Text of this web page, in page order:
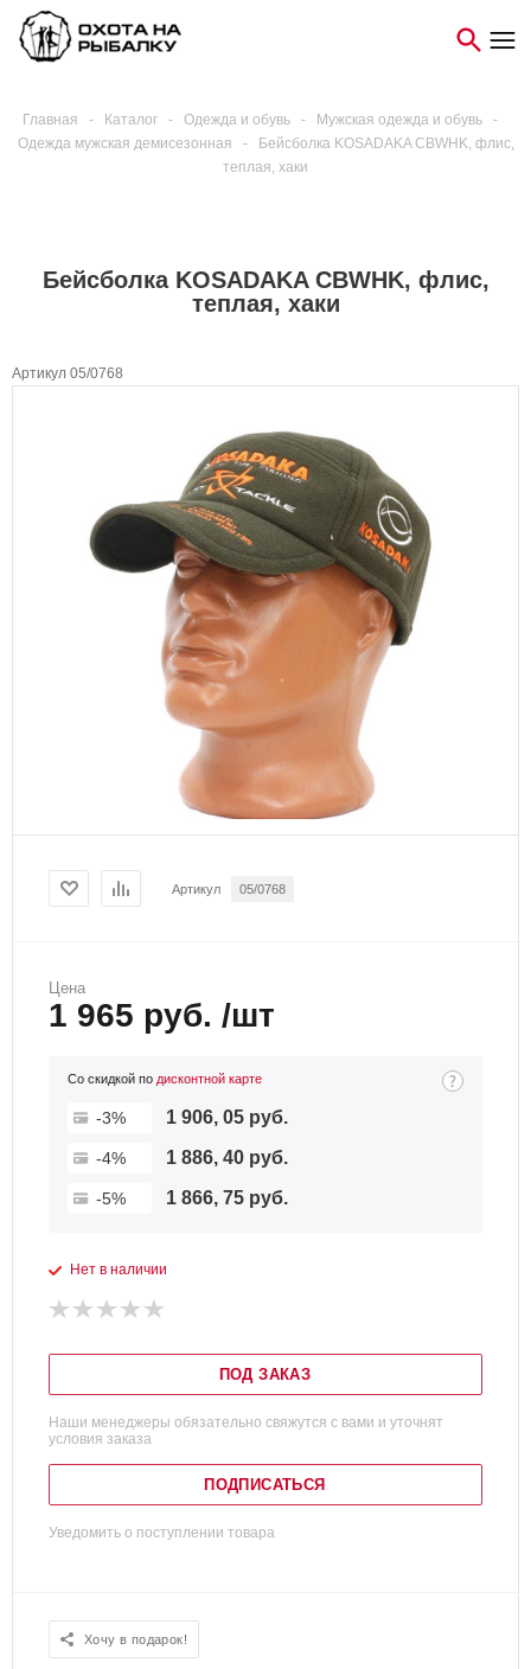
Главная - Каталог - Одежда и обувь - Мужская одежда и обувь
-
Одежда мужская демисезонная
-
Бейсболка KOSADAKA CBWHK, флис,
теплая, хаки
Бейсболка KOSADAKA CBWHK, флис,
теплая, хаки
Артикул 05/0768
Артикул 05/0768
Цена
1 965 руб. /шт
Со скидкой по дисконтной карте
-3% 1 906, 05 руб.
-4% 1 886, 40 руб.
-5% 1 866, 75 руб.
Нет в наличии
ПОД ЗАКАЗ
Наши менеджеры обязательно свяжутся с вами и уточнят
условия заказа
ПОДПИСАТЬСЯ
Уведомить о поступлении товара
Хочу в подарок!